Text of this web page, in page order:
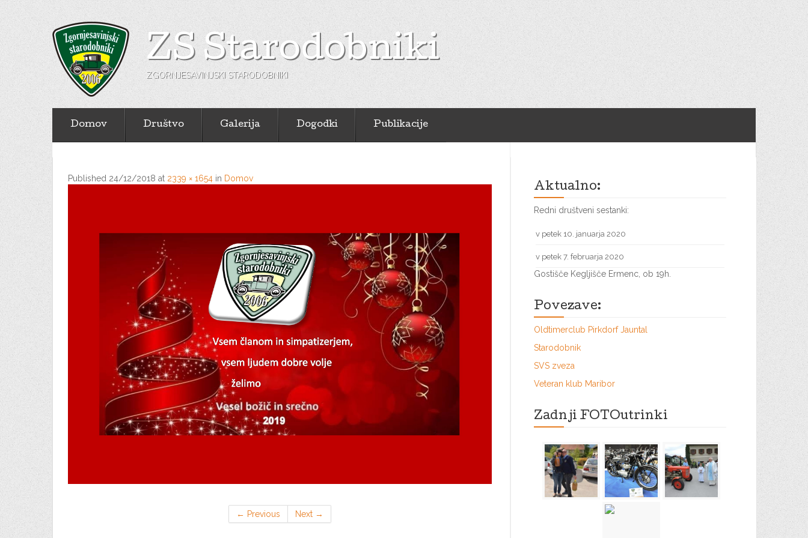
ZS Starodobniki
ZGORNJESAVINJSKI STARODOBNIKI
Domov Društvo Galerija Dogodki Publikacije
Published 24/12/2018 at 2339 × 1654 in Domov
← Previous Next →
Aktualno:
Redni društveni sestanki:
v petek 10. januarja 2020
v petek 7. februarja 2020
Gostišče Kegljišče Ermenc, ob 19h.
Povezave:
Oldtimerclub Pirkdorf Jauntal
Starodobnik
SVS zveza
Veteran klub Maribor
Zadnji FOTOutrinki